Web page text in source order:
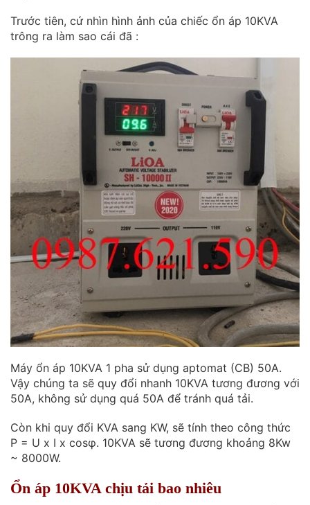
Trước tiên, cứ nhìn hình ảnh của chiếc ổn áp 10KVA
trông ra làm sao cái đã :
Máy ổn áp 10KVA 1 pha sử dụng aptomat (CB) 50A.
Vậy chúng ta sẽ quy đổi nhanh 10KVA tương đương với
50A, không sử dụng quá 50A để tránh quá tải.
Còn khi quy đổi KVA sang KW, sẽ tính theo công thức
P = U x I x cosφ. 10KVA sẽ tương đương khoảng 8Kw
~ 8000W.
Ổn áp 10KVA chịu tải bao nhiêu